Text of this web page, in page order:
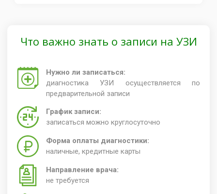
Что важно знать о записи на УЗИ
Нужно ли записаться:
диагностика УЗИ осуществляется по
предварительной записи
График записи:
записаться можно круглосуточно
Форма оплаты диагностики:
наличные, кредитные карты
Направление врача:
не требуется